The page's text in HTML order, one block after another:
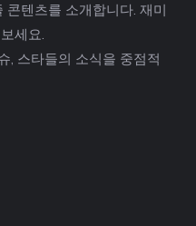
텐츠를 소개합니다. 재미
세요.
, 스타들의 소식을 중점적